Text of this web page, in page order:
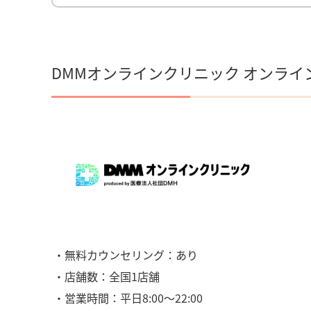
DMMオンラインクリニック オンライ
・無料カウンセリング：あり
・店舗数：全国1店舗
・営業時間：平日8:00〜22:00